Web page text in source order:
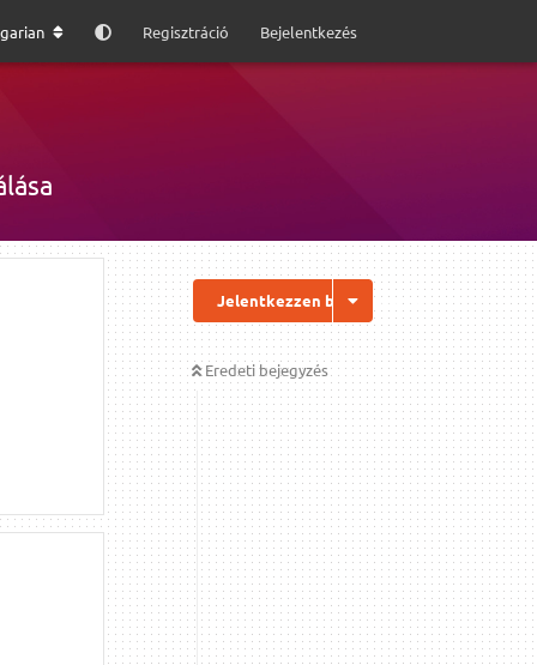
Regisztráció Bejelentkezés
Jelentkezzen be a válaszhoz
Eredeti bejegyzés